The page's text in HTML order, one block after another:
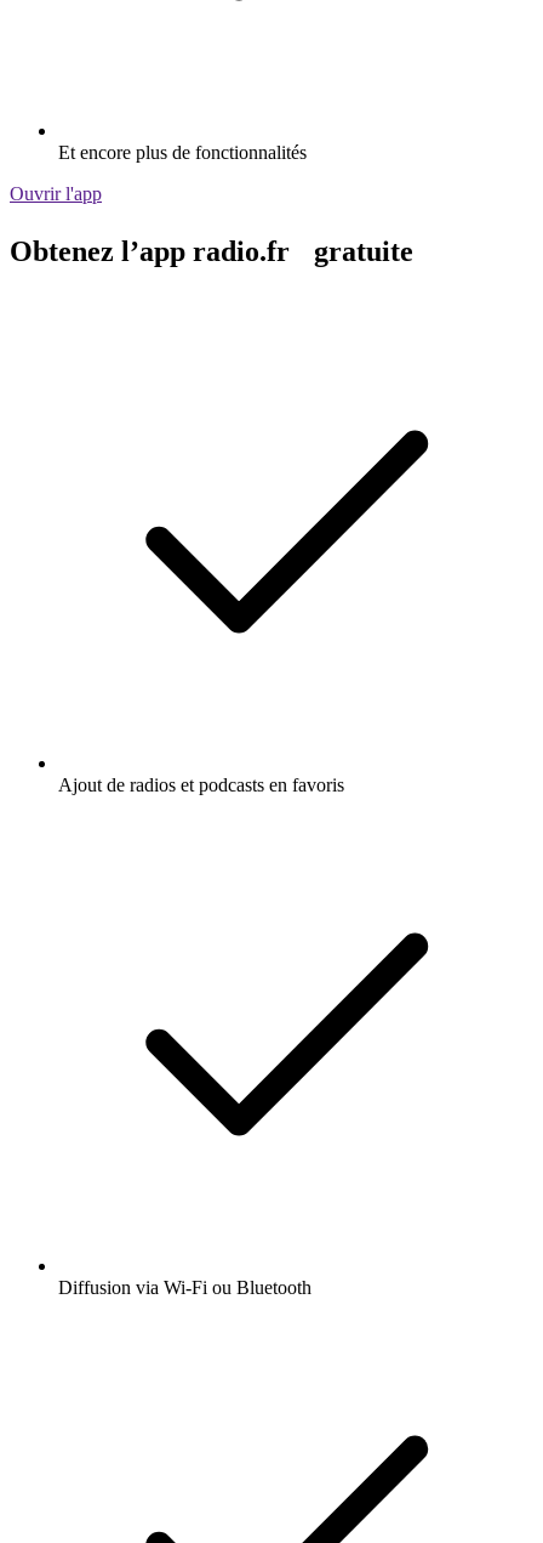
Et encore plus de fonctionnalités
Ouvrir l'app
Obtenez l’app radio.fr gratuite
Ajout de radios et podcasts en favoris
Diffusion via Wi-Fi ou Bluetooth